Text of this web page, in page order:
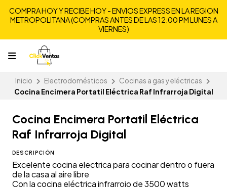
COMPRA HOY Y RECIBE HOY - ENVIOS EXPRESS EN LA REGION
METROPOLITANA (COMPRAS ANTES DE LAS 12:00 PM LUNES A
VIERNES)
Inicio Electrodomésticos
Cocinas a gas y eléctricas
Cocina Encimera Portatil Eléctrica Raf Infrarroja Digital
Cocina Encimera Portatil Eléctrica
Raf Infrarroja Digital
DESCRIPCIÓN
Excelente cocina electrica para cocinar dentro o fuera
de la casa al aire libre
Con la cocina eléctrica infrarrojo de 3500 watts